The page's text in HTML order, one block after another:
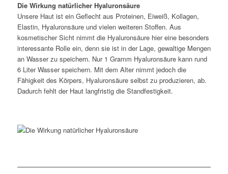
Die Wirkung natürlicher Hyaluronsäure
Unsere Haut ist ein Geflecht aus Proteinen, Eiweiß, Kollagen,
Elastin, Hyaluronsäure und vielen weiteren Stoffen. Aus
kosmetischer Sicht nimmt die Hyaluronsäure hier eine besonders
interessante Rolle ein, denn sie ist in der Lage, gewaltige Mengen
an Wasser zu speichern. Nur 1 Gramm Hyaluronsäure kann rund
6 Liter Wasser speichern. Mit dem Alter nimmt jedoch die
Fähigkeit des Körpers, Hyaluronsäure selbst zu produzieren, ab.
Dadurch fehlt der Haut langfristig die Standfestigkeit.